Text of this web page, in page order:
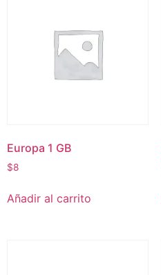
Europa 1 GB
$8
Añadir al carrito